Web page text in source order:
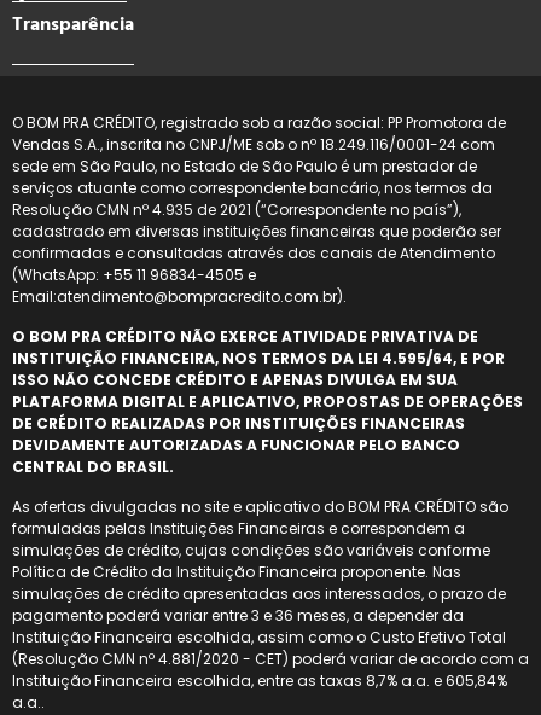
Transparência
O BOM PRA CRÉDITO, registrado sob a razão social: PP Promotora de
Vendas S.A., inscrita no CNPJ/ME sob o nº 18.249.116/0001-24 com
sede em São Paulo, no Estado de São Paulo é um prestador de
serviços atuante como correspondente bancário, nos termos da
Resolução CMN nº 4.935 de 2021 (“Correspondente no país”),
cadastrado em diversas instituições financeiras que poderão ser
confirmadas e consultadas através dos canais de Atendimento
(WhatsApp: +55 11 96834-4505 e
Email:atendimento@bompracredito.com.br).
O BOM PRA CRÉDITO NÃO EXERCE ATIVIDADE PRIVATIVA DE
INSTITUIÇÃO FINANCEIRA, NOS TERMOS DA LEI 4.595/64, E POR
ISSO NÃO CONCEDE CRÉDITO E APENAS DIVULGA EM SUA
PLATAFORMA DIGITAL E APLICATIVO, PROPOSTAS DE OPERAÇÕES
DE CRÉDITO REALIZADAS POR INSTITUIÇÕES FINANCEIRAS
DEVIDAMENTE AUTORIZADAS A FUNCIONAR PELO BANCO
CENTRAL DO BRASIL.
As ofertas divulgadas no site e aplicativo do BOM PRA CRÉDITO são
formuladas pelas Instituições Financeiras e correspondem a
simulações de crédito, cujas condições são variáveis conforme
Política de Crédito da Instituição Financeira proponente. Nas
simulações de crédito apresentadas aos interessados, o prazo de
pagamento poderá variar entre 3 e 36 meses, a depender da
Instituição Financeira escolhida, assim como o Custo Efetivo Total
(Resolução CMN nº 4.881/2020 - CET) poderá variar de acordo com a
Instituição Financeira escolhida, entre as taxas 8,7% a.a. e 605,84%
a.a..